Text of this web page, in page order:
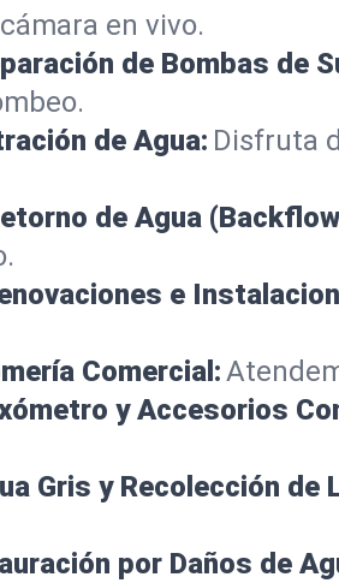
en vivo.
de Bombas de
de Agua: Disfruta
de Agua
e
Comercial:
y Accesorios
Gris y Recolección de
por Daños de